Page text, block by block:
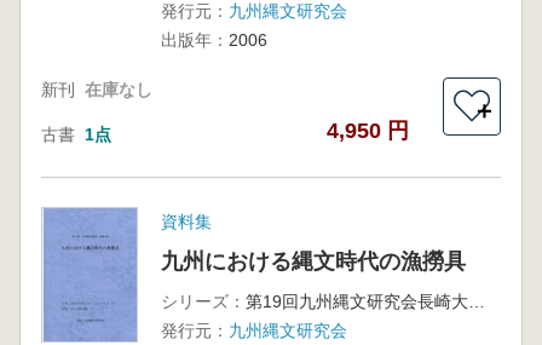
発行元： 九州縄文研究会
出版年： 2006
新刊 在庫なし
古書 1点 4,950 円
＋
資料集
九州における縄文時代の漁撈具
シリーズ：
第19回九州縄文研究会長崎大会
発行元： 九州縄文研究会